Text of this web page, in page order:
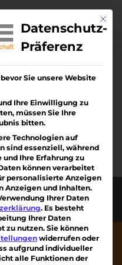
nicht gefunden
Suche oder
oben, um den
von Kreativiteam
mit ❤
Mit
Datenschutz-
Präferenz
Sie unsere Website
Ihre Einwilligung zu
müssen Sie Ihre
bitten.
Technologien auf
sind essenziell, während
und Ihre Erfahrung zu
können verarbeitet
personalisierte Anzeigen
Anzeigen und Inhalten.
Ihrer Daten
. Es besteht
Ihrer Daten
zu nutzen. Sie können
widerrufen oder
aufgrund individueller
alle Funktionen der